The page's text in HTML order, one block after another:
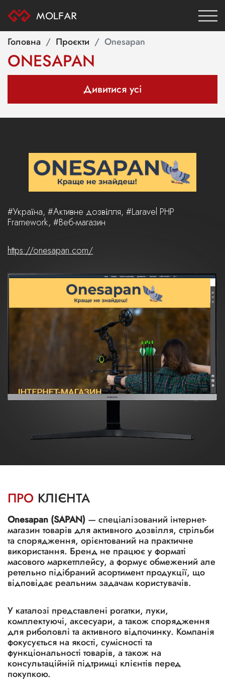
Головна Проєкти Onesapan
ONESAPAN
Дивитися усі
#Україна, #Активне дозвілля, #Laravel PHP
Framework, #Веб-магазин
https://onesapan.com/
ПРО КЛІЄНТА
Onesapan (SAPAN) — спеціалізований інтернет-
магазин товарів для активного дозвілля, стрільби
та спорядження, орієнтований на практичне
використання. Бренд не працює у форматі
масового маркетплейсу, а формує обмежений але
ретельно підібраний асортимент продукції, що
відповідає реальним задачам користувачів.
У каталозі представлені рогатки, луки,
комплектуючі, аксесуари, а також спорядження
для риболовлі та активного відпочинку. Компанія
фокусується на якості, сумісності та
функціональності товарів, а також на
консультаційній підтримці клієнтів перед
покупкою.